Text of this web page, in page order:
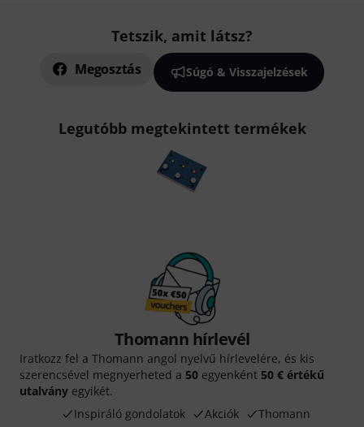
Tetszik, amit látsz?
Megosztás Súgó & Visszajelzések
Legutóbb megtekintett termékek
Thomann hírlevél
Iratkozz fel a Thomann angol nyelvű hírlevelére, és kis
szerencsével megnyerheted a 50 egyenként 50 € értékű
utalvány egyikét.
Inspiráló gondolatok
Akciók Thomann